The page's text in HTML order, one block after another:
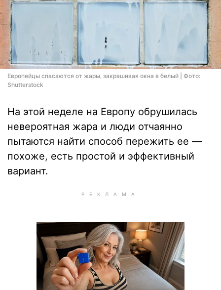
Европейцы спасаются от жары, закрашивая окна в белый | Фото:
Shutterstock
На этой неделе на Европу обрушилась
невероятная жара и люди отчаянно
пытаются найти способ пережить ее —
похоже, есть простой и эффективный
вариант.